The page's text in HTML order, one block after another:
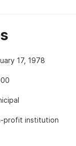
17, 1978
profit institution